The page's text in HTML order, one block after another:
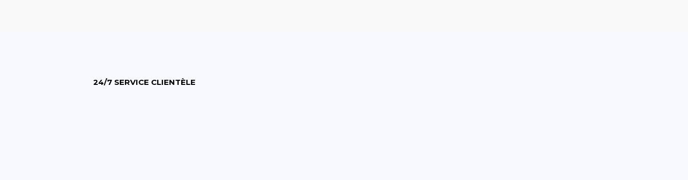
24/7 SERVICE CLIENTÈLE